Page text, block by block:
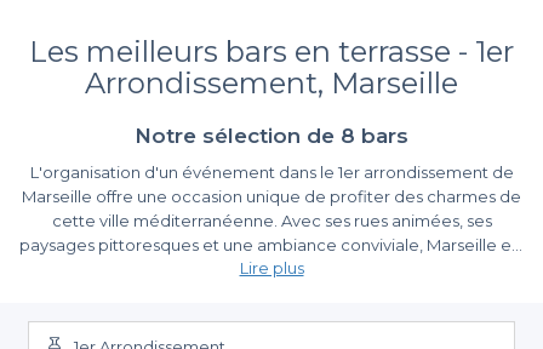
Les meilleurs bars en terrasse - 1er
Arrondissement, Marseille
Notre sélection de 8 bars
L'organisation d'un événement dans le 1er arrondissement de
Marseille offre une occasion unique de profiter des charmes de
cette ville méditerranéenne. Avec ses rues animées, ses
paysages pittoresques et une ambiance conviviale, Marseille est
l'endroit idéal pour se rassembler entre amis ou collègues. Que
détente, choisir un bar avec terrasse permet de savourer un
moment agréable tout en profitant du doux climat et de la
Privateaser
Lire plus